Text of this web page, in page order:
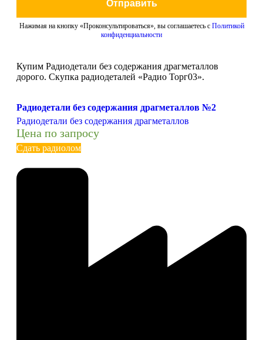
Отправить
Нажимая на кнопку «Проконсультироваться», вы соглашаетесь с Политикой
конфиденциальности
Купим Радиодетали без содержания драгметаллов
дорого. Скупка радиодеталей «Радио Торг03».
Радиодетали без содержания драгметаллов №2
Радиодетали без содержания драгметаллов
Цена по запросу
Сдать радиолом